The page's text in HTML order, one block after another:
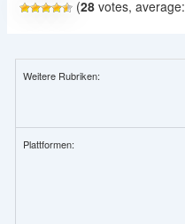
(28votes, average:
Weitere Rubriken:
Plattformen: